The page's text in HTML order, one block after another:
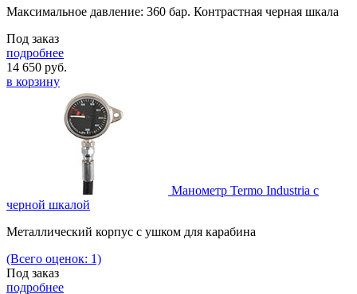
Максимальное давление: 360 бар. Контрастная черная шкала
Под заказ
подробнее
14 650 руб.
в корзину
Манометр Termo Industria с
черной шкалой
Металлический корпус с ушком для карабина
(Всего оценок: 1)
Под заказ
подробнее